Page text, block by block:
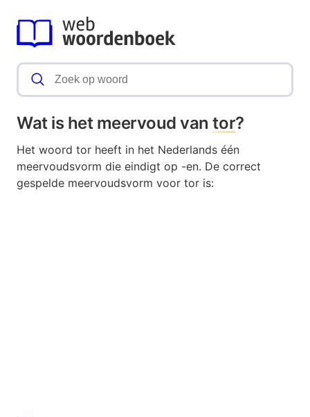
Wat is het meervoud vantor?
Het woord tor heeft in het Nederlands één
meervoudsvorm die eindigt op -en. De correct
gespelde meervoudsvorm voor tor is: